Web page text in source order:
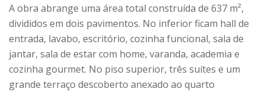
A obra abrange uma área total construída de 637 m²,
divididos em dois pavimentos. No inferior ficam hall de
entrada, lavabo, escritório, cozinha funcional, sala de
jantar, sala de estar com home, varanda, academia e
cozinha gourmet. No piso superior, três suítes e um
grande terraço descoberto anexado ao quarto